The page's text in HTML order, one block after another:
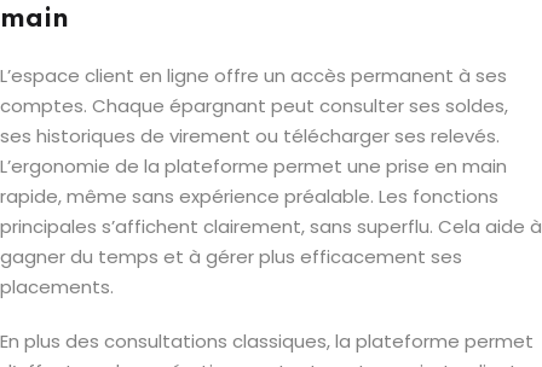
main
L’espace client en ligne offre un accès permanent à ses
comptes. Chaque épargnant peut consulter ses soldes,
ses historiques de virement ou télécharger ses relevés.
L’ergonomie de la plateforme permet une prise en main
rapide, même sans expérience préalable. Les fonctions
principales s’affichent clairement, sans superflu. Cela aide à
gagner du temps et à gérer plus efficacement ses
placements.
En plus des consultations classiques, la plateforme permet